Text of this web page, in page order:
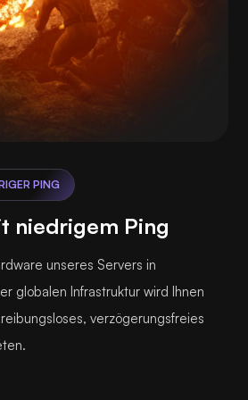
PING
niedrigem Ping
unseres Servers in
globalen Infrastruktur wird Ihnen
verzögerungsfreies